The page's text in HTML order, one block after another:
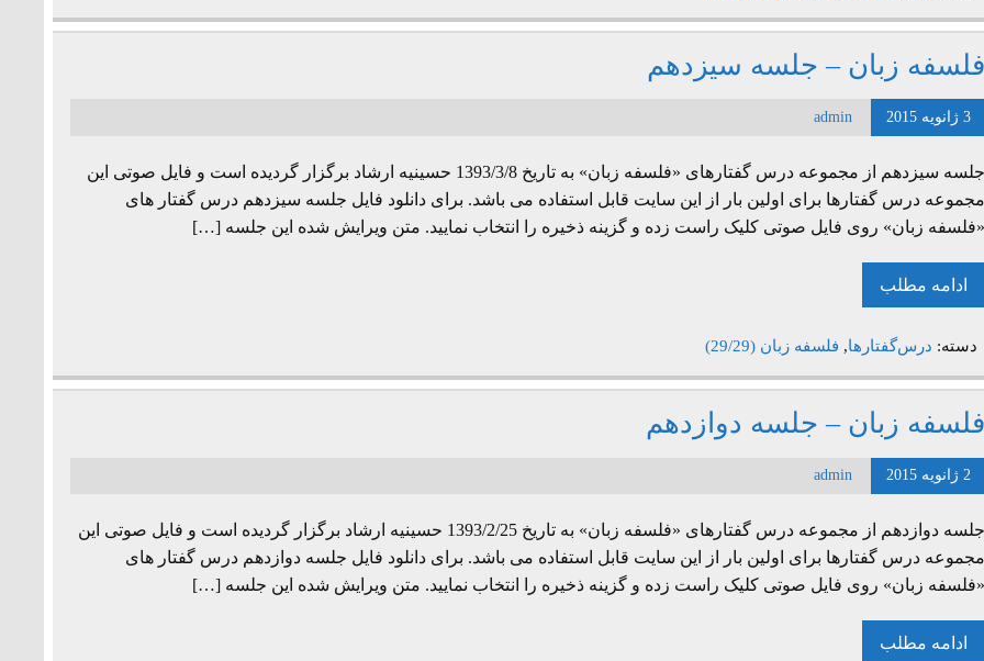
فلسفه زبان – جلسه سیزدهم
3 ژانویه 2015 admin
جلسه سیزدهم از مجموعه درس گفتارهای «فلسفه زبان» به تاریخ 1393/3/8 حسینیه ارشاد برگزار گردیده است و فایل صوتی این
مجموعه درس گفتارها برای اولین بار از این سایت قابل استفاده می باشد. برای دانلود فایل جلسه سیزدهم درس گفتار های
«فلسفه زبان» روی فایل صوتی کلیک راست زده و گزینه ذخیره را انتخاب نمایید. متن ویرایش شده این جلسه […]
ادامه مطلب
دسته: درس‌گفتارها, فلسفه زبان (29/29)
فلسفه زبان – جلسه دوازدهم
2 ژانویه 2015 admin
جلسه دوازدهم از مجموعه درس گفتارهای «فلسفه زبان» به تاریخ 1393/2/25 حسینیه ارشاد برگزار گردیده است و فایل صوتی این
مجموعه درس گفتارها برای اولین بار از این سایت قابل استفاده می باشد. برای دانلود فایل جلسه دوازدهم درس گفتار های
«فلسفه زبان» روی فایل صوتی کلیک راست زده و گزینه ذخیره را انتخاب نمایید. متن ویرایش شده این جلسه […]
ادامه مطلب